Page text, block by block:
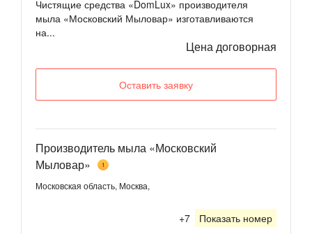
Чистящие средства «DomLux» производителя
мыла «Московский Мыловар» изготавливаются
на...
Цена договорная
Оставить заявку
Производитель мыла «Московский
Мыловар»
1
Московская область, Москва,
+7 Показать номер